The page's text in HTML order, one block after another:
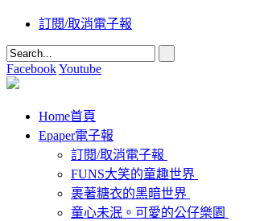
訂閱/取消電子報
FacebookYoutube
Home首頁
Epaper電子報
訂閱/取消電子報
FUNS大笑的童趣世界
裹著糖衣的黑暗世界
童心未泯。可愛的公仔樂園